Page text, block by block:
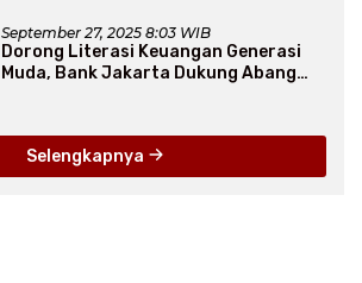
September 27, 2025 8:03 WIB
Dorong Literasi Keuangan Generasi
Muda, Bank Jakarta Dukung Abang
Selengkapnya